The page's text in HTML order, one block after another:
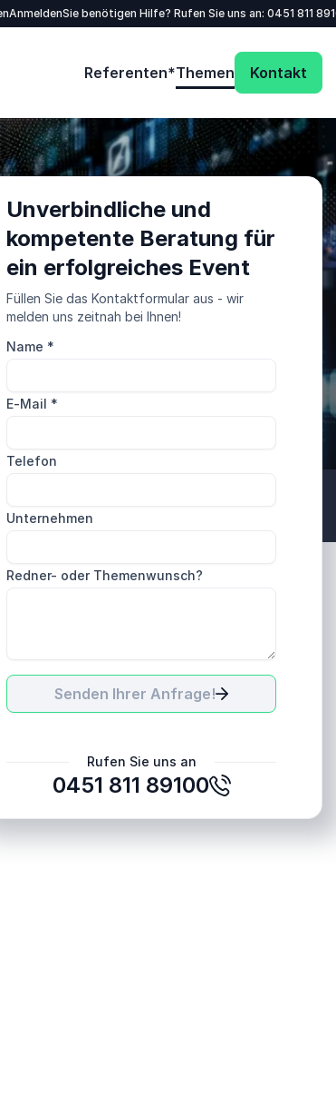
AnmeldenSie benötigen Hilfe? Rufen Sie uns an: 0451 811
Referenten*Themen Kontakt
Unverbindliche und
kompetente Beratung für
ein erfolgreiches Event
Füllen Sie das Kontaktformular aus - wir
melden uns zeitnah bei Ihnen!
Name *
E-Mail *
Telefon
Unternehmen
Redner- oder Themenwunsch?
Senden Ihrer Anfrage!
Rufen Sie uns an
0451 811 89100